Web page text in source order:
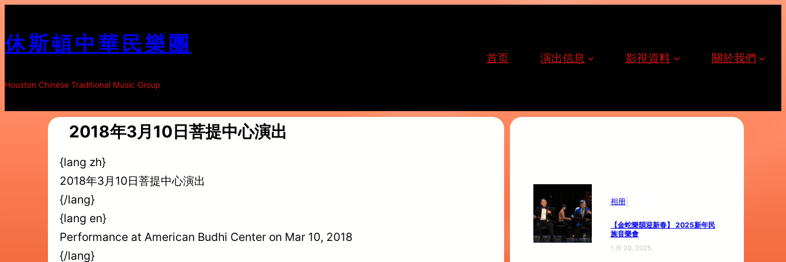
至
内
休斯頓中華民樂團
Houston Chinese Traditional Music Group
首页 演出信息 影視資料 關於我們
2018年3月10日菩提中心演出
{lang zh}
2018年3月10日菩提中心演出
{/lang}
{lang en}
Performance at American Budhi Center on Mar 10, 2018
{/lang}
相册|
【金蛇樂韻迎新春】 2025新年民
族音樂會
1 月 20, 2025